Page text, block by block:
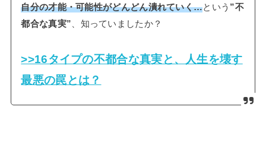
自分の才能・可能性がどんどん潰れていく…という ”不
都合な真実” 、知っていましたか？
>>16タイプの不都合な真実と、人生を壊す
最悪の罠とは？